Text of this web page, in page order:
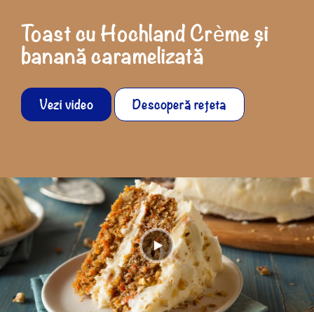
Toast cu Hochland Crème și
banană caramelizată
Vezi video Descoperă rețeta